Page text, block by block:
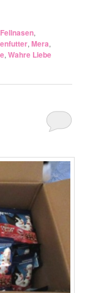
Fellnasen,
,Mera,
,Wahre Liebe